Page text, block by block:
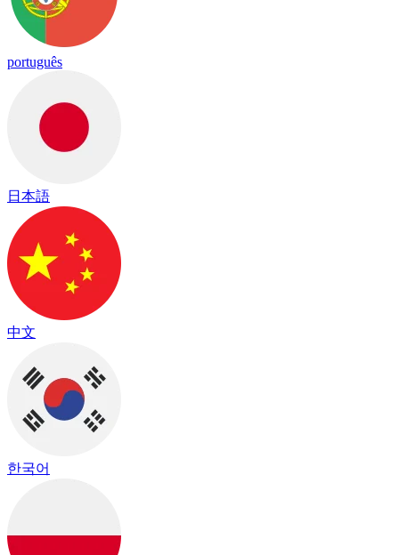
português
日本語
中文
한국어